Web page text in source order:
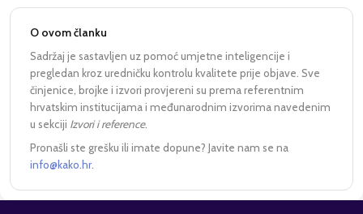
O ovom članku
Sadržaj je sastavljen uz pomoć umjetne inteligencije i
pregledan kroz uredničku kontrolu kvalitete prije objave. Sve
činjenice, brojke i izvori provjereni su prema referentnim
hrvatskim institucijama i međunarodnim izvorima navedenim
u sekciji Izvori i reference.
Pronašli ste grešku ili imate dopune? Javite nam se na
info@kako.hr.